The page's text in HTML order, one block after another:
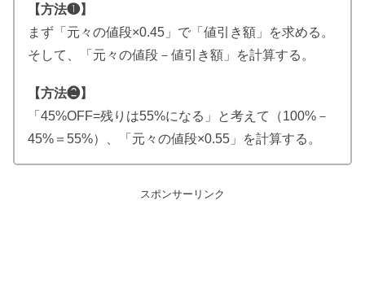
【方法❶】
まず「元々の値段×0.45」で「値引き額」を求める。
そして、「元々の値段－値引き額」を計算する。
【方法❷】
「45%OFF=残りは55%になる」と考えて（100%－
45%＝55%）、「元々の値段×0.55」を計算する。
スポンサーリンク